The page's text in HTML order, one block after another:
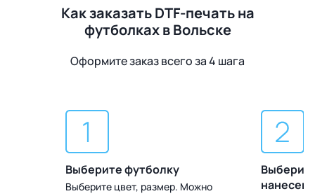
Как заказать DTF-печать на
футболках в Вольске
Оформите заказ всего за 4 шага
Выберите футболку
Выберите цвет, размер. Можно